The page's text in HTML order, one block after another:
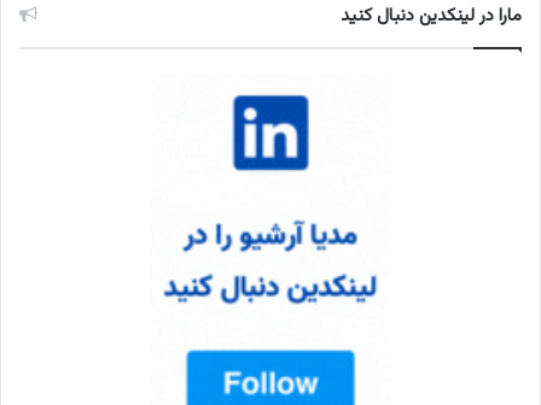
مارا در لینکدین دنبال کنید